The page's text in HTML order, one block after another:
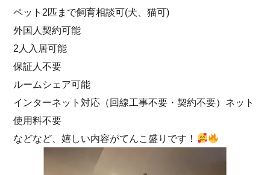
ペット2匹まで飼育相談可(犬、猫可)
外国人契約可能
2人入居可能
保証人不要
ルームシェア可能
インターネット対応（回線工事不要・契約不要）ネット
使用料不要
などなど、嬉しい内容がてんこ盛りです！